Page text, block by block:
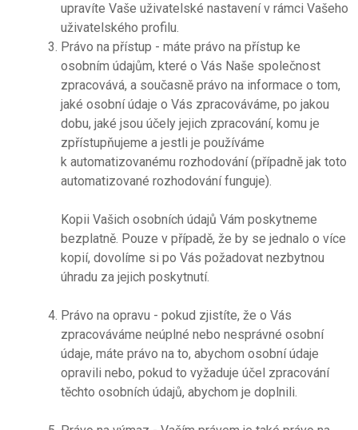
upravíte Vaše uživatelské nastavení v rámci Vašeho
uživatelského profilu.
Právo na přístup - máte právo na přístup ke
osobním údajům, které o Vás Naše společnost
zpracovává, a současně právo na informace o tom,
jaké osobní údaje o Vás zpracováváme, po jakou
dobu, jaké jsou účely jejich zpracování, komu je
zpřístupňujeme a jestli je používáme
k automatizovanému rozhodování (případně jak toto
automatizované rozhodování funguje).
Kopii Vašich osobních údajů Vám poskytneme
bezplatně. Pouze v případě, že by se jednalo o více
kopií, dovolíme si po Vás požadovat nezbytnou
úhradu za jejich poskytnutí.
Právo na opravu - pokud zjistíte, že o Vás
zpracováváme neúplné nebo nesprávné osobní
údaje, máte právo na to, abychom osobní údaje
opravili nebo, pokud to vyžaduje účel zpracování
těchto osobních údajů, abychom je doplnili.